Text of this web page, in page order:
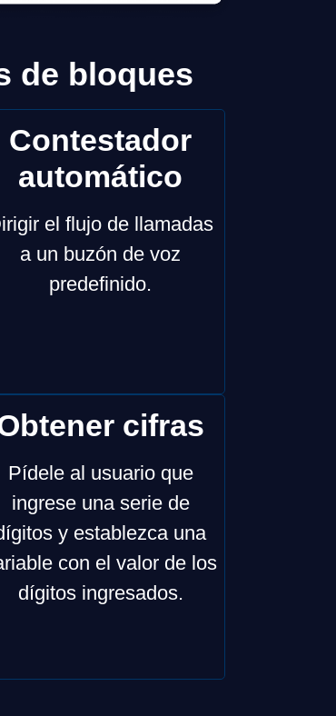
de bloques
Contestador
automático
el flujo de llamadas
a un buzón de voz
predefinido.
cifras
Pídele al usuario que
ingrese una serie de
y establezca una
con el valor de los
dígitos ingresados.